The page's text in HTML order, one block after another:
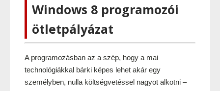
Windows 8 programozói
ötletpályázat
A programozásban az a szép, hogy a mai
technológiákkal bárki képes lehet akár egy
személyben, nulla költségvetéssel nagyot alkotni –